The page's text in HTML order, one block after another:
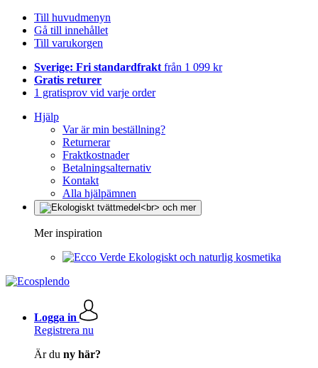
Till huvudmenyn
Gå till innehållet
Till varukorgen
Sverige: Fri standardfrakt från 1 099 kr
Gratis returer
1 gratisprov vid varje order
Hjälp
Var är min beställning?
Returnerar
Fraktkostnader
Betalningsalternativ
Kontakt
Alla hjälpämnen
Mer inspiration
Ekologiskt och naturlig kosmetika
Logga in
Registrera nu
Är du ny här?